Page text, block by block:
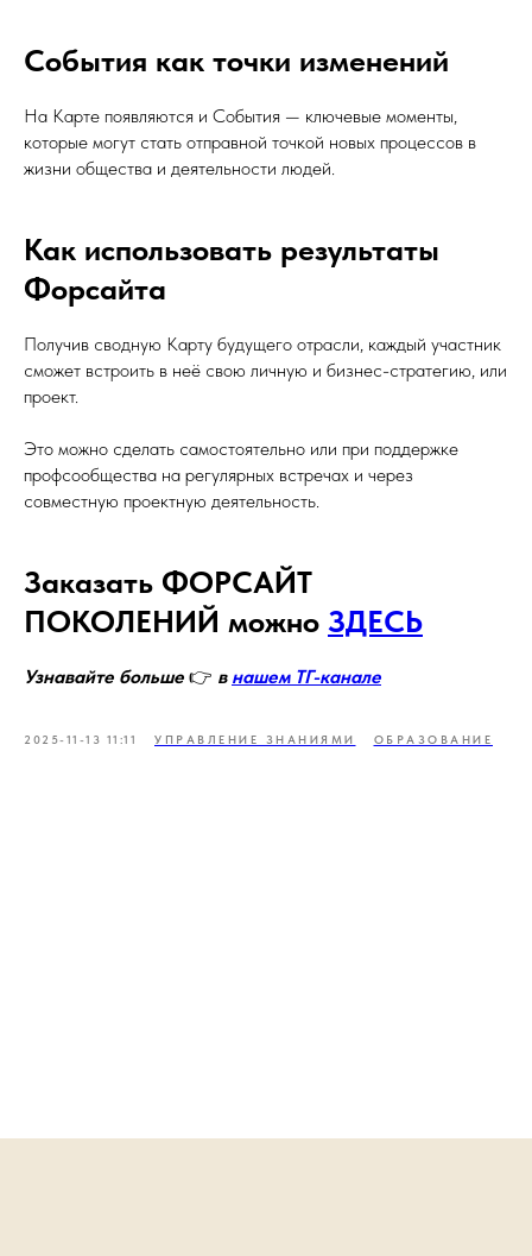
События как точки изменений
На Карте появляются и События — ключевые моменты,
которые могут стать отправной точкой новых процессов в
жизни общества и деятельности людей.
Как использовать результаты
Форсайта
Получив сводную Карту будущего отрасли, каждый участник
сможет встроить в неё свою личную и бизнес-стратегию, или
проект.
Это можно сделать самостоятельно или при поддержке
профсообщества на регулярных встречах и через
совместную проектную деятельность.
Заказать ФОРСАЙТ
ПОКОЛЕНИЙ можно ЗДЕСЬ
Узнавайте больше 👉 в нашем ТГ-канале
2025-11-13 11:11 УПРАВЛЕНИЕ ЗНАНИЯМИ ОБРАЗОВАНИЕ